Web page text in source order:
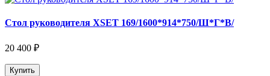
Стол руководителя XSET 169/1600*914*750/Ш*Г*В/
20 400 ₽
Купить